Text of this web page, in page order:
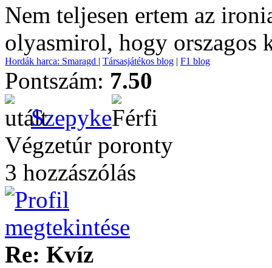
Nem teljesen ertem az
olyasmirol, hogy orszagos
Hordák harca: Smaragd | Társasjátékos blog | F1 blog
Pontszám: 7.50
Szepyke
Végzetúr poronty
3 hozzászólás
Re: Kvíz